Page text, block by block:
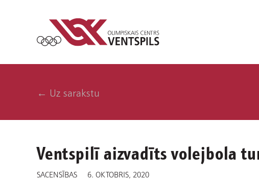
← Uz sarakstu
Ventspilī aizvadīts volejbola
SACENSĪBAS 6. OKTOBRIS, 2020